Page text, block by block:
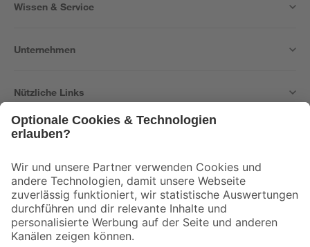
Wissen & Service
Unternehmen
Nützliche Links
Der toom Newsletter: Keine Angebote und Aktionen mehr verpassen!
Zur Newsletter Anmeldung
Folge uns